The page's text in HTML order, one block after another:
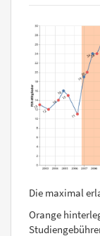
Die maximal
Orange